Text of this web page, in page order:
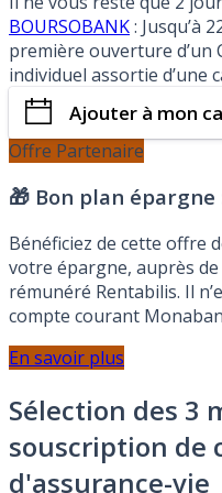
BOURSOBANK: Jusqu’à
première ouverture d’un
individuel assortie d’une
Ajouter à mon
Offre Partenaire
🎁 Bon plan épargne
Bénéficiez de cette offre
votre épargne, auprès
rémunéré Rentabilis. Il
compte courant
En savoir plus
Sélection des 3
souscription de
d'assurance-vie